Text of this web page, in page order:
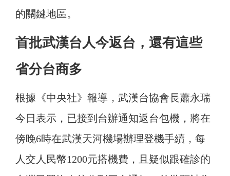
的關鍵地區。
首批武漢台人今返台，還有這些
省分台商多
根據《中央社》報導，武漢台協會長蕭永瑞
今日表示，已接到台辦通知返台包機，將在
傍晚6時在武漢天河機場辦理登機手續，每
人交人民幣1200元搭機費，且疑似跟確診的